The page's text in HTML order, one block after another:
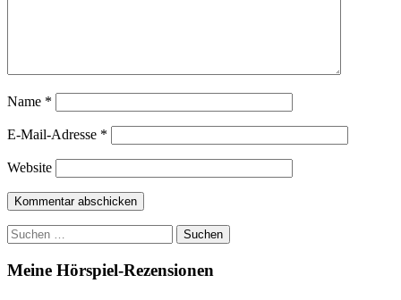
Name *
E-Mail-Adresse *
Website
Suchen
nach:
Meine Hörspiel-Rezensionen